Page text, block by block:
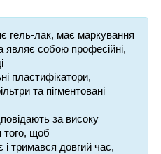
гель-лак, має маркування
являє собою професійні,
пластифікатори,
та пігментовані
за високу
того, щоб
і тримався довгий час,